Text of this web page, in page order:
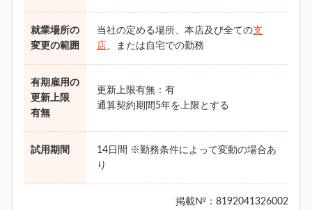
就業場所の
変更の範囲
当社の定める場所、本店及び全ての支
店、または自宅での勤務
有期雇用の
更新上限
有無
更新上限有無：有
通算契約期間5年を上限とする
試用期間
14日間 ※勤務条件によって変動の場合あ
り
掲載№：8192041326002